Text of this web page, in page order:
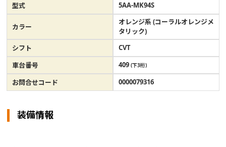
型式
5AA-MK94S
カラー
オレンジ系 (コーラルオレンジメ
タリック)
シフト
CVT
車台番号
409 (下3桁)
お問合せコード 0000079316
装備情報